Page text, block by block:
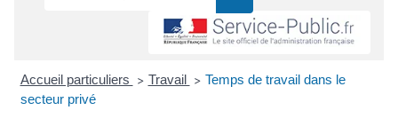
Accueil particuliers > Travail > Temps de travail dans le
secteur privé